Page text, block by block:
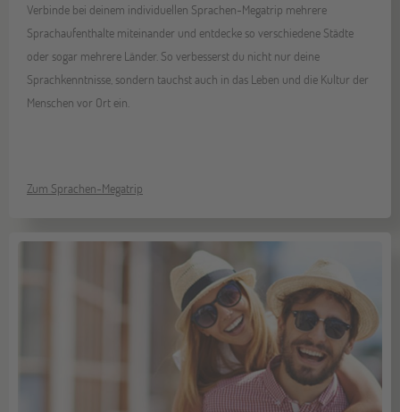
Verbinde bei deinem individuellen Sprachen-Megatrip mehrere
Sprachaufenthalte miteinander und entdecke so verschiedene Städte
oder sogar mehrere Länder. So verbesserst du nicht nur deine
Sprachkenntnisse, sondern tauchst auch in das Leben und die Kultur der
Menschen vor Ort ein.
Zum Sprachen-Megatrip